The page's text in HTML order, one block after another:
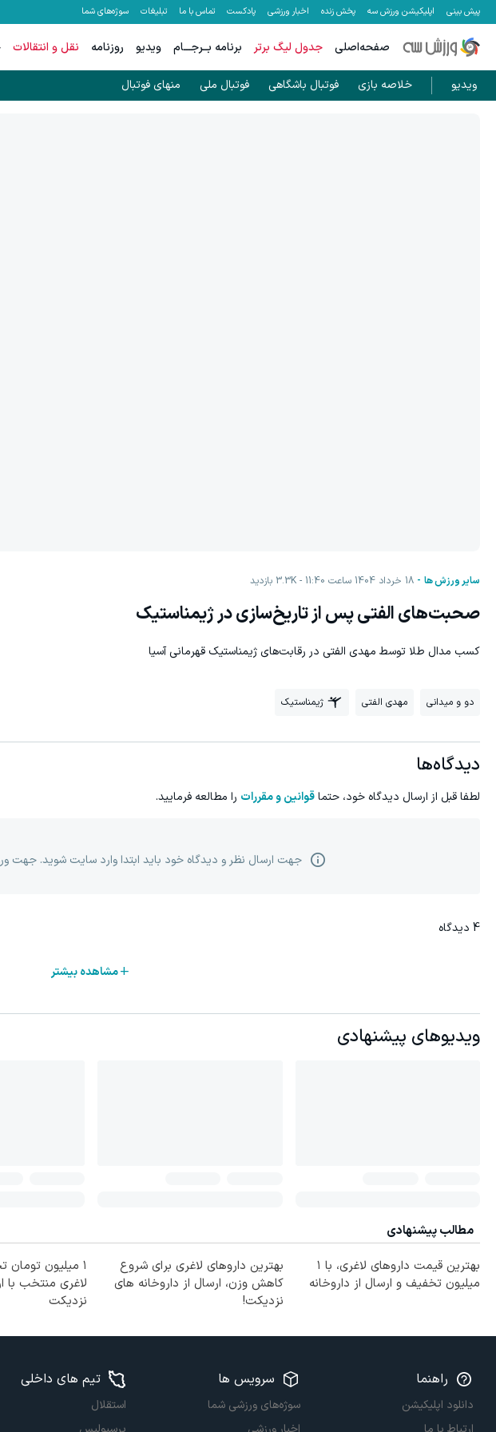
پیش بینی اپلیکیشن ورزش سه پخش زنده اخبار ورزشی پادکست تماس با ما تبلیغات سوژه‌های شما
صفحه‌اصلی جدول لیگ برتر برنامه بــرجـــام ویدیو روزنامه نقل و انتقالات
ویدیو خلاصه بازی فوتبال باشگاهی فوتبال ملی منهای فوتبال
سایر ورزش ها 18 خرداد 1404 ساعت 11:40 3.3K بازدید
صحبت‌های الفتی پس از تاریخ‌سازی در ژیمناستیک
کسب مدال طلا توسط مهدی الفتی در رقابت‌های ژیمناستیک قهرمانی آسیا
دو و میدانی مهدی الفتی ژیمناستیک
دیدگاه‌ها
لطفا قبل از ارسال دیدگاه خود، حتماقوانین و مقررات را مطالعه فرمایید.
جهت ارسال نظر و دیدگاه خود باید ابتدا وارد سایت شوید. جهت
4 دیدگاه
مشاهده بیشتر
ویدیوهای پیشنهادی
مطالب پیشنهادی
بهترین قیمت داروهای لاغری، با ۱
میلیون تخفیف و ارسال از داروخانه‌
بهترین داروهای لاغری برای شروع
کاهش وزن، ارسال از داروخانه های
نزدیکت!
۱ میلیون
لاغری منتخب با
نزدیکت
راهنما
دانلود اپلیکیشن
سرویس ها
سوژه‌های ورزشی شما
تیم های داخلی
استقلال